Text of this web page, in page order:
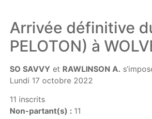
Arrivée définitive
PELOTON) à
SO SAVVY et RAWLINSON A.
Lundi 17 octobre 2022
11 inscrits
Non-partant(s) : 11